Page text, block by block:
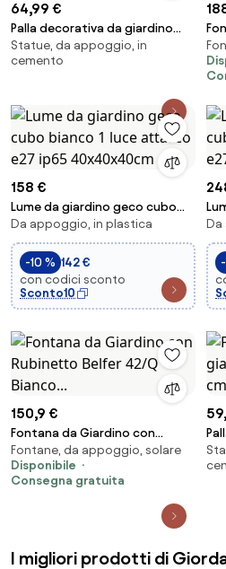
64,99 €
Palla decorativa da giardino
Concrete, Ø 30 cm
Statue, da appoggio, in
cemento
42/
158 €
Lume da giardino geco cubo
bianco 1 luce attacco e27 ip65
40x40x40cm
Da appoggio, in plastica
-10 % 142 €
con codici sconto
Sconto10
150,9 €
Fontana da Giardino con
Rubinetto Belfer 42/Q Bianco...
Fontane, da appoggio, solare
Disponibile
Consegna gratuita
I migliori prodotti di